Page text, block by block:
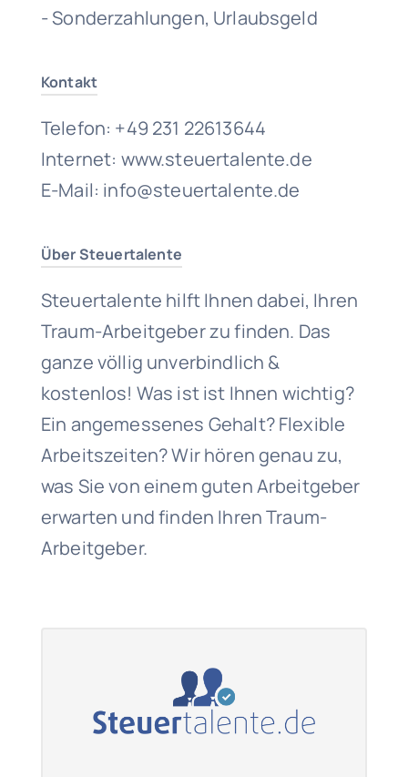
- Sonderzahlungen, Urlaubsgeld
Kontakt
Telefon: +49 231 22613644
Internet: www.steuertalente.de
E-Mail: info@steuertalente.de
Über Steuertalente
Steuertalente hilft Ihnen dabei, Ihren
Traum-Arbeitgeber zu finden. Das
ganze völlig unverbindlich &
kostenlos! Was ist ist Ihnen wichtig?
Ein angemessenes Gehalt? Flexible
Arbeitszeiten? Wir hören genau zu,
was Sie von einem guten Arbeitgeber
erwarten und finden Ihren Traum-
Arbeitgeber.